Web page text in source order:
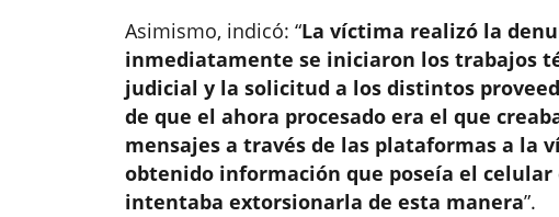
Asimismo, indicó: “La víctima realizó la
inmediatamente se iniciaron los trabajos
judicial y la solicitud a los distintos
de que el ahora procesado era el que
mensajes a través de las plataformas a la
obtenido información que poseía el
intentaba extorsionarla de esta manera”.